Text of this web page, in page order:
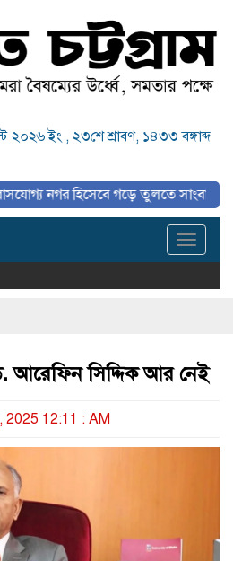
২০২৬ ইং , ২৩শে শ্রাবণ, ১৪৩৩ বঙ্গাব্দ
হিসেবে গড়ে তুলতে সাংবাদিকদের
Toggle
আরেফিন সিদ্দিক আর নেই
2025 12:11 : AM